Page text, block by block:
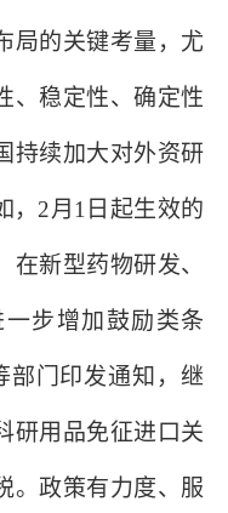
局的关键考量，尤
、稳定性、确定性
持续加大对外资研
2月1日起生效的
新型药物研发、
步增加鼓励类条
部门印发通知，继
研用品免征进口关
。政策有力度、服